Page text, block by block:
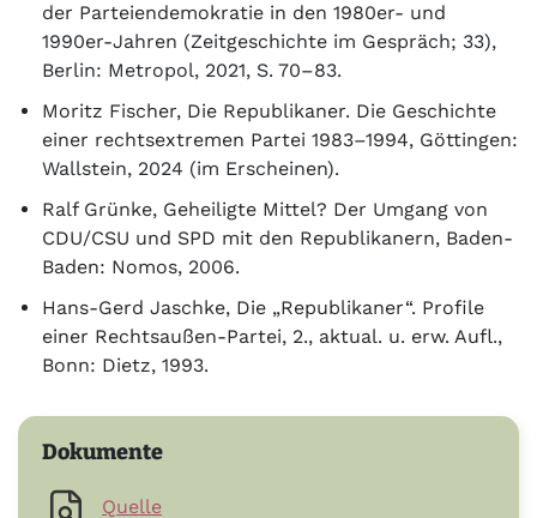
der Parteiendemokratie in den 1980er- und
1990er-Jahren (Zeitgeschichte im Gespräch; 33),
Berlin: Metropol, 2021, S. 70–83.
Moritz Fischer, Die Republikaner. Die Geschichte
einer rechtsextremen Partei 1983–1994, Göttingen:
Wallstein, 2024 (im Erscheinen).
Ralf Grünke, Geheiligte Mittel? Der Umgang von
CDU/CSU und SPD mit den Republikanern, Baden-
Baden: Nomos, 2006.
Hans-Gerd Jaschke, Die „Republikaner“. Profile
einer Rechtsaußen-Partei, 2., aktual. u. erw. Aufl.,
Bonn: Dietz, 1993.
Dokumente
Quelle